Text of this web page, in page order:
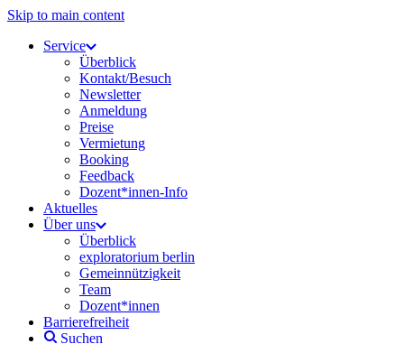
Skip to main content
Service
Überblick
Kontakt/Besuch
Newsletter
Anmeldung
Preise
Vermietung
Booking
Feedback
Dozent*innen-Info
Aktuelles
Über uns
Überblick
exploratorium berlin
Gemeinnützigkeit
Team
Dozent*innen
Barrierefreiheit
Suchen